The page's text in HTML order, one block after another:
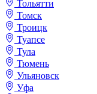
Тольятти
Томск
Троицк
Туапсе
Тула
Тюмень
Ульяновск
Уфа